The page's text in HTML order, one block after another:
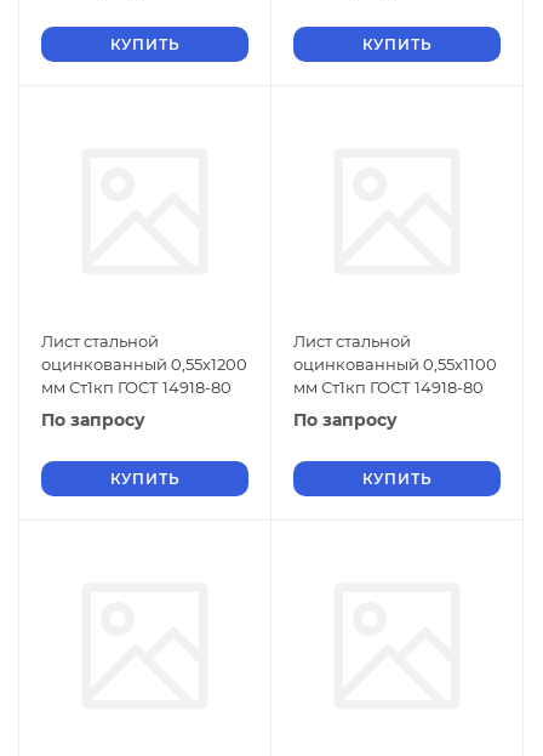
КУПИТЬ КУПИТЬ
Лист стальной
оцинкованный 0,55х1200
мм Ст1кп ГОСТ 14918-80
По запросу
КУПИТЬ
Лист стальной
оцинкованный 0,55х1100
мм Ст1кп ГОСТ 14918-80
По запросу
КУПИТЬ